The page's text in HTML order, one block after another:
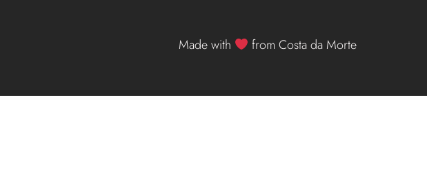
Made with from Costa da Morte